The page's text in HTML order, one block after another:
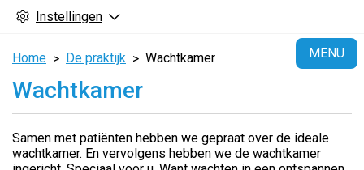
Instellingen
MENU
Home De praktijk Wachtkamer
Wachtkamer
Samen met patiënten hebben we gepraat over de ideale
wachtkamer. En vervolgens hebben we de wachtkamer